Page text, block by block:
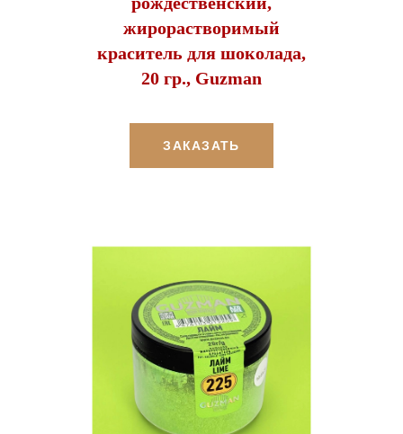
жирорастворимый
краситель для шоколада,
20 гр., Guzman
ЗАКАЗАТЬ